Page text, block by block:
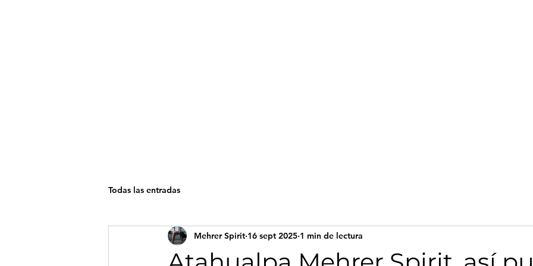
Todas las entradas
Mehrer Spirit 16 sept 2025 1 min de lectura